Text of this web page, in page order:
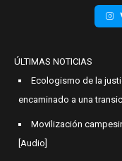
ÚLTIMAS NOTICIAS
Ecologismo de la
encaminado a una
Movilización
[Audio]